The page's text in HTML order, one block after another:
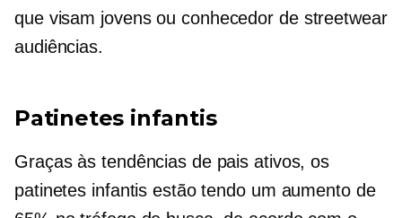
que visam jovens ou conhecedor de streetwear
audiências.
Patinetes infantis
Graças às tendências de pais ativos, os
patinetes infantis estão tendo um aumento de